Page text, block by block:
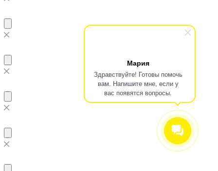
Мария
Здравствуйте! Готовы помочь
вам. Напишите мне, если у
вас появятся вопросы.